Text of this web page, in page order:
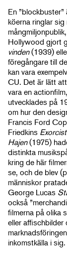
En
köerna ringlar
Hollywood gjort
vinden(1939)
föregångare till
kan vara
CU. Det är lätt
vara en
utvecklades på
om hur den
Francis Ford
Friedkins
Hajen(1975)
distinkta
kring de här
se, och de blev
människor
George Lucas
också
filmerna på olika
eller affischbilder
inkomstkälla i sig.